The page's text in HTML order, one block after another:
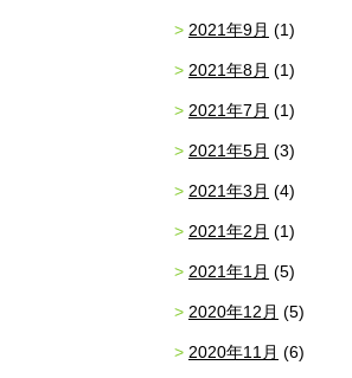
2021年9月 (1)
2021年8月 (1)
2021年7月 (1)
2021年5月 (3)
2021年3月 (4)
2021年2月 (1)
2021年1月 (5)
2020年12月 (5)
2020年11月 (6)